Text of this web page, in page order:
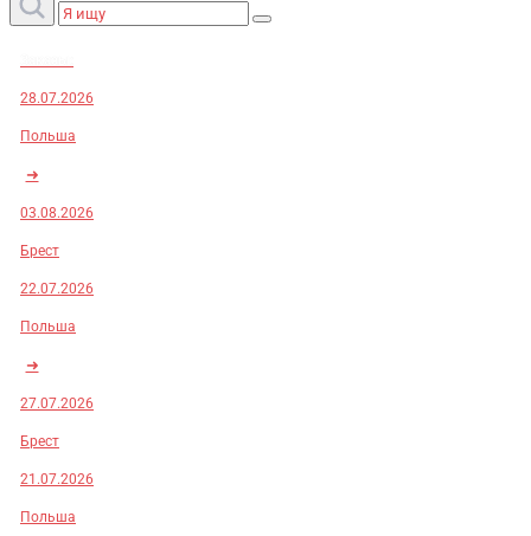
28.07.2026
Польша
➜
03.08.2026
Брест
22.07.2026
Польша
➜
27.07.2026
Брест
21.07.2026
Польша